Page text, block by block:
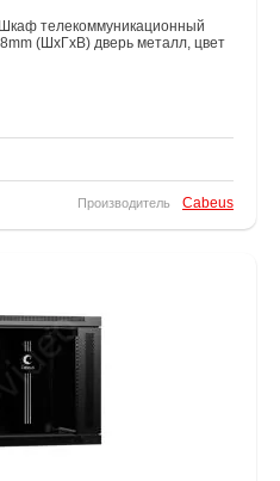
телекоммуникационный
(ШхГхВ) дверь металл, цвет
Производитель Cabeus